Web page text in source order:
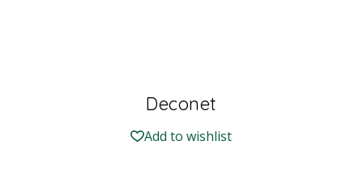
Deconet
Add to wishlist